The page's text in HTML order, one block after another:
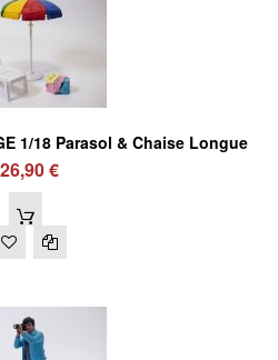
1/18 Parasol & Chaise Longue
26,90 €